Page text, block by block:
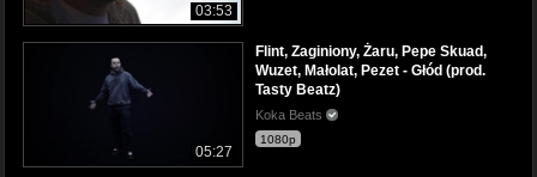
03:53
05:27
Flint, Zaginiony, Żaru, Pepe Skuad,
Wuzet, Małolat, Pezet - Głód (prod.
Tasty Beatz)
Koka Beats
1080p